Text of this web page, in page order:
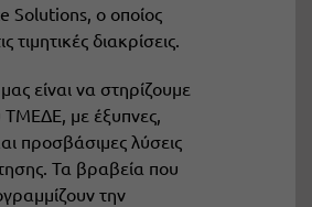
Solutions, ο οποίος
τιμητικές διακρίσεις.
είναι να στηρίζουμε
ΤΜΕΔΕ, με έξυπνες,
προσβάσιμες λύσεις
Τα βραβεία που
την